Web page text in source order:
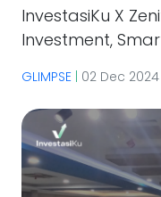
InvestasiKu X
Investment,
GLIMPSE 02 Dec 2024